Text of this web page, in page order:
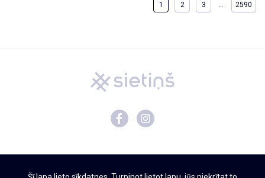
1 2 3 2590